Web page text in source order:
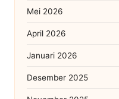
Mei 2026
April 2026
Januari 2026
Desember 2025